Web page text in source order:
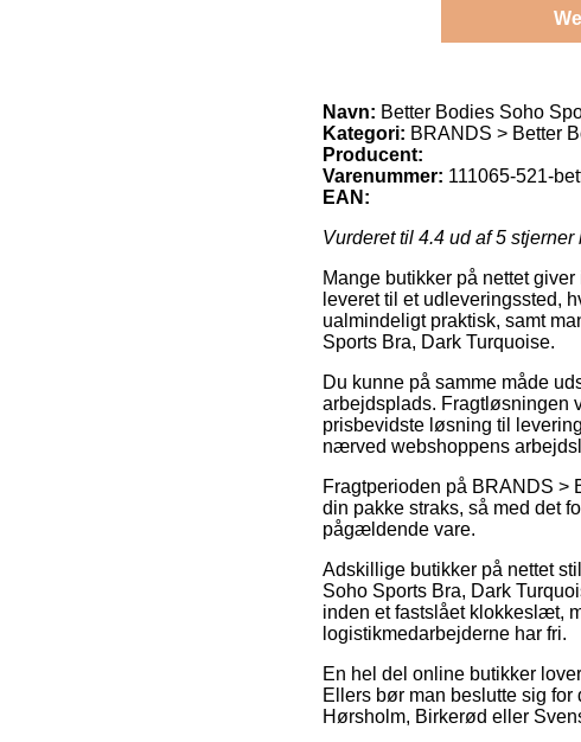
Navn: Better Bodies Soho
Kategori: BRANDS > Better
Producent:
Varenummer: 111065-521-
EAN:
Vurderet til 4.4 ud af 5 stjerner
Mange butikker på nettet
leveret til et udleveringssted,
ualmindeligt praktisk, samt
Sports Bra, Dark Turquoise.
Du kunne på samme måde
arbejdsplads. Fragtløsningen
prisbevidste løsning til
nærved webshoppens
Fragtperioden på BRANDS >
din pakke straks, så med det
pågældende vare.
Adskillige butikker på nettet
Soho Sports Bra, Dark
inden et fastslået klokkeslæt,
logistikmedarbejderne har fri.
En hel del online butikker
Ellers bør man beslutte sig
Hørsholm, Birkerød eller